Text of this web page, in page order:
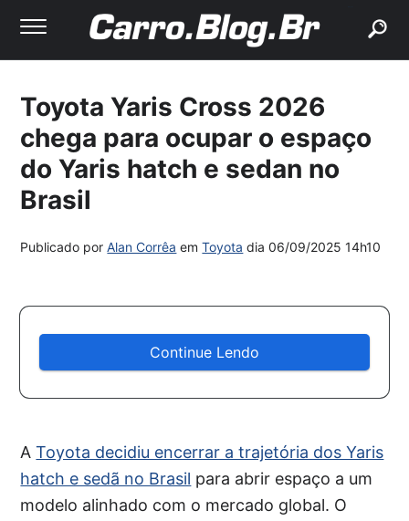
Toyota Yaris Cross 2026
chega para ocupar o espaço
do Yaris hatch e sedan no
Brasil
Publicado porAlan Corrêa emToyota dia06/09/2025 14h10
Continue Lendo
AToyota decidiu encerrar a trajetória dos Yaris
hatch e sedã no Brasil para abrir espaço a um
modelo alinhado com o mercado global. O